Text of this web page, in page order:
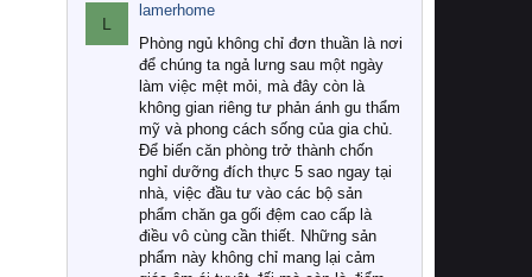
L
lamerhome
Phòng ngủ không chỉ đơn thuần là nơi
để chúng ta ngả lưng sau một ngày
làm việc mệt mỏi, mà đây còn là
không gian riêng tư phản ánh gu thẩm
mỹ và phong cách sống của gia chủ.
Để biến căn phòng trở thành chốn
nghỉ dưỡng đích thực 5 sao ngay tại
nhà, việc đầu tư vào các bộ sản
phẩm chăn ga gối đệm cao cấp là
điều vô cùng cần thiết. Những sản
phẩm này không chỉ mang lại cảm